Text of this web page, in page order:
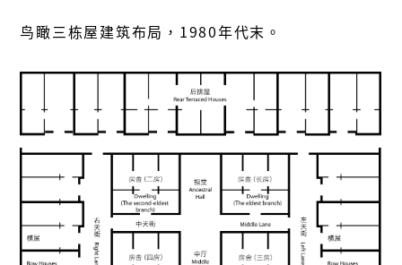
鸟瞰三栋屋建筑布局，1980年代末。